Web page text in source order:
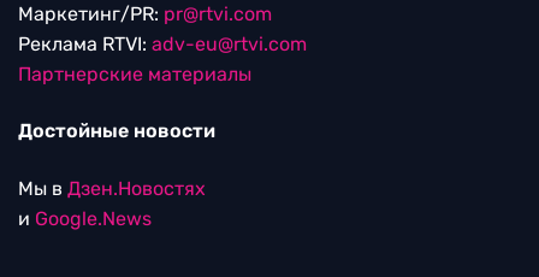
Маркетинг/PR: pr@rtvi.com
Реклама RTVI: adv-eu@rtvi.com
Партнерские материалы
Достойные новости
Мы в Дзен.Новостях
и Google.News